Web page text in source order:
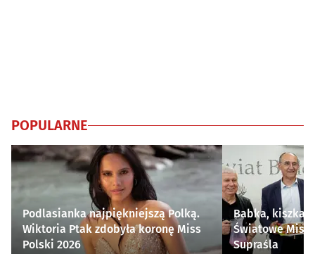
POPULARNE
Podlasianka najpiękniejszą Polką.
Wiktoria Ptak zdobyła koronę Miss
Polski 2026
Babka, kiszka i
Światowe
Supraśla